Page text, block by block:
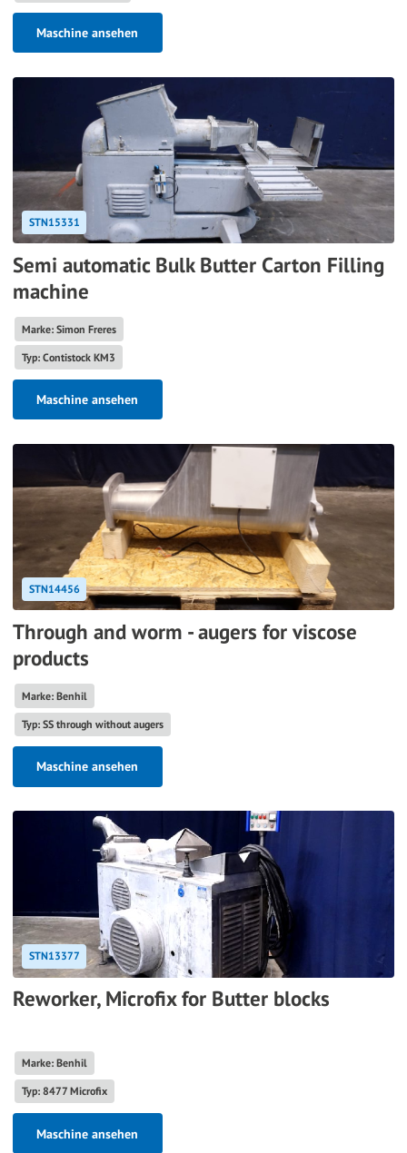
Maschine ansehen
STN15331
Semi automatic Bulk Butter Carton Filling
machine
Marke: Simon Freres
Typ: Contistock KM3
Maschine ansehen
STN14456
Through and worm - augers for viscose
products
Marke: Benhil
Typ: SS through without augers
Maschine ansehen
STN13377
Reworker, Microfix for Butter blocks
Marke: Benhil
Typ: 8477 Microfix
Maschine ansehen